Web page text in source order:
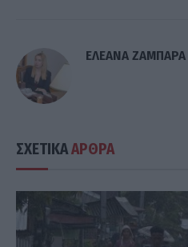
ΕΛΕΑΝΑ ΖΑΜΠΑΡΑ
ΣΧΕΤΙΚΑΑΡΘΡΑ